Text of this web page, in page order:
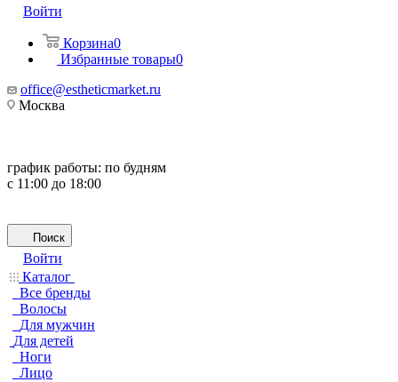
Войти
Корзина0
Избранные товары0
office@estheticmarket.ru
Москва
график работы: по будням
с 11:00 до 18:00
Поиск
Войти
Каталог
Все бренды
Волосы
Для мужчин
Для детей
Ноги
Лицо